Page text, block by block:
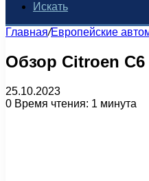
Искать
Главная/Европейские
Обзор Citroen C6
25.10.2023
0 Время чтения: 1 минута